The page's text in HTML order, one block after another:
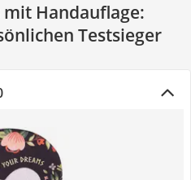
mit Handauflage:
Testsieger